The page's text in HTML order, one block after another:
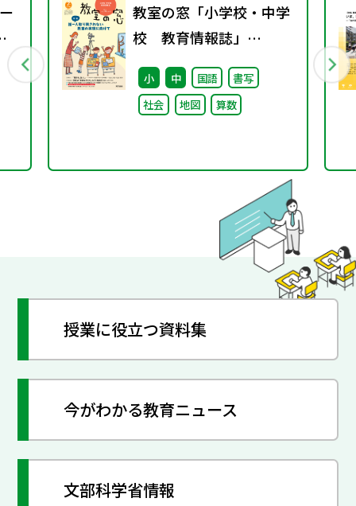
教室の窓「小学校・中学
校 教育情報誌」
vol.74 2025年1月発行
小 中 国語
書写
社会
地図 算数
授業に役立つ資料集
今がわかる教育ニュース
文部科学省情報